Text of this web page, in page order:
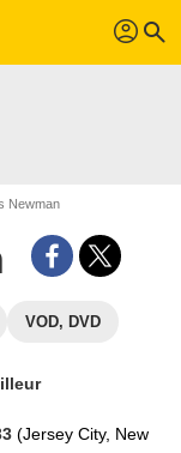
profil search
Newman
VOD, DVD
(Jersey City, New